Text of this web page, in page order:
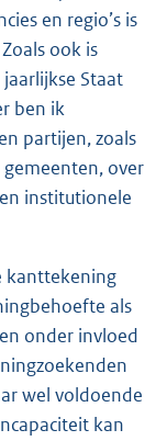
en regio’s is
ook is
Staat
ben ik
partijen, zoals
over
institutionele
kanttekening
als
onder invloed
wel voldoende
kan